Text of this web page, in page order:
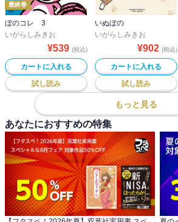
最終巻
ぼのコレ 3
いがらしみきお
¥539 (税込)
カートに入れる
試し読み
いぬぼの
いがらしみきお
¥902 (税込)
カートに入れる
試し読み
もっと見る
あなたにおすすめの特集